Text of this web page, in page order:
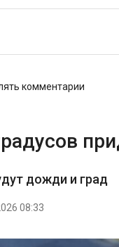
комментарии
дожди и град
08:33